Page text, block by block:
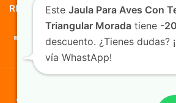
REDES SOCIALES
TusMascotas.cl
Este Jaula Para Aves Con
Triangular Morada tiene -
descuento. ¿Tienes dudas?
vía WhastApp!